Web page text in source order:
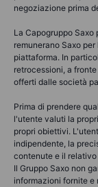
negoziazione prima
La Capogruppo
remunerano Saxo
piattaforma. In
retrocessioni, a
offerti dalle società
Prima di prendere
l'utente valuti la
propri obiettivi.
indipendente, la
contenute e il
Il Gruppo Saxo non
informazioni fornite e